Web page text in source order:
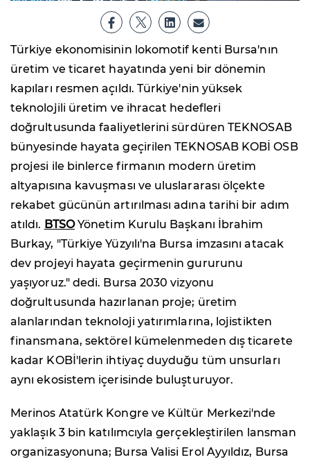
Türkiye ekonomisinin lokomotif kenti Bursa'nın
üretim ve ticaret hayatında yeni bir dönemin
kapıları resmen açıldı. Türkiye'nin yüksek
teknolojili üretim ve ihracat hedefleri
doğrultusunda faaliyetlerini sürdüren TEKNOSAB
bünyesinde hayata geçirilen TEKNOSAB KOBİ OSB
projesi ile binlerce firmanın modern üretim
altyapısına kavuşması ve uluslararası ölçekte
rekabet gücünün artırılması adına tarihi bir adım
atıldı. BTSOYönetim Kurulu Başkanı İbrahim
Burkay, "Türkiye Yüzyılı'na Bursa imzasını atacak
dev projeyi hayata geçirmenin gururunu
yaşıyoruz." dedi. Bursa 2030 vizyonu
doğrultusunda hazırlanan proje; üretim
alanlarından teknoloji yatırımlarına, lojistikten
finansmana, sektörel kümelenmeden dış ticarete
kadar KOBİ'lerin ihtiyaç duyduğu tüm unsurları
aynı ekosistem içerisinde buluşturuyor.
Merinos Atatürk Kongre ve Kültür Merkezi'nde
yaklaşık 3 bin katılımcıyla gerçekleştirilen lansman
organizasyonuna; Bursa Valisi Erol Ayyıldız, Bursa